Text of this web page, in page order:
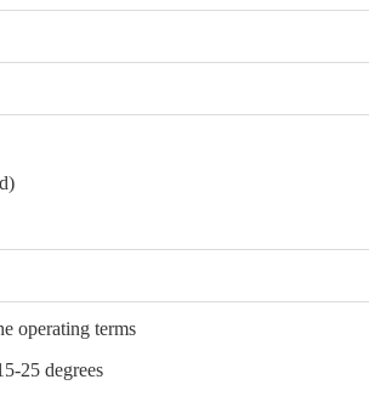
operating terms
25 degrees